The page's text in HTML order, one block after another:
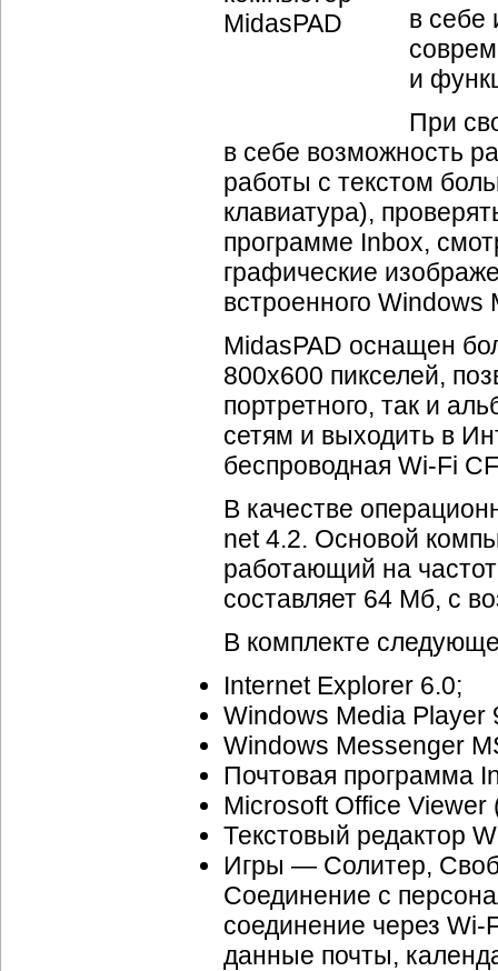
в себе
и
При
в себе возможность
работы с текстом
клавиатура),
программе Inbox,
графические
встроенного
MidasPAD оснащен
800х600 пикселей,
портретного, так и
сетям и выходить в
беспроводная Wi-Fi
В качестве
net 4.2. Основой
работающий на
составляет 64 Мб, с
В комплекте
Internet Explorer 6.0;
Windows Media Player
Windows Messenger
Почтовая программа
Microsoft Office Viewer
Текстовый редактор
Игры — Солитер,
Соединение с
соединение через Wi-
данные почты,